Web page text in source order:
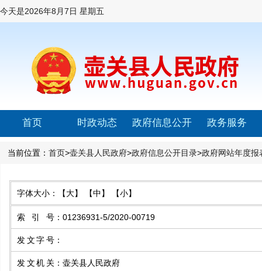
今天是2026年8月7日 星期五
首页 时政动态 政府信息公开 政务服务
当前位置： 首页>壶关县人民政府>政府信息公开目录>政府网站年度报
字体大小： 【大】 【中】 【小】
索引号 ： 01236931-5/2020-00719
发文字号 ：
发文机关 ： 壶关县人民政府